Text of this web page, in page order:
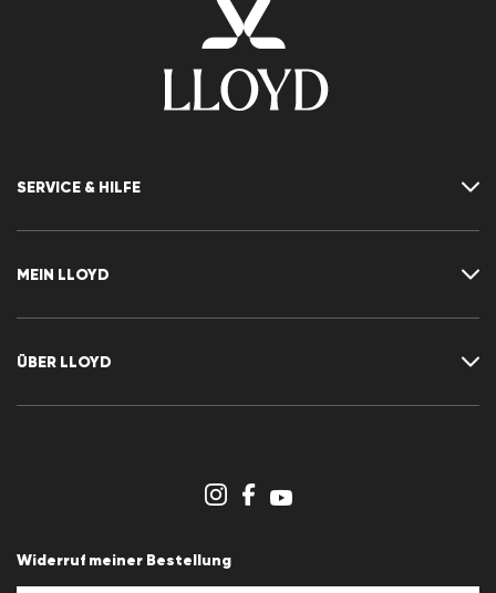
SERVICE & HILFE
Größentabelle
Rücksendung
MEIN LLOYD
Wunschliste
ÜBER LLOYD
Impressum
Cookie-Policy
Widerruf meiner Bestellung